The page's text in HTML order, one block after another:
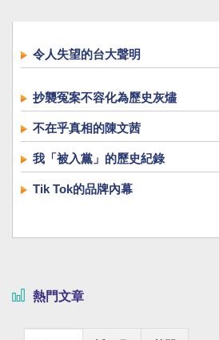
令人失望的台大聲明
抄襲冤案不容化為歷史灰燼
不在乎真相的陳文茜
我「被入黨」的歷史紀錄
Tik Tok的品牌內幕
熱門文章